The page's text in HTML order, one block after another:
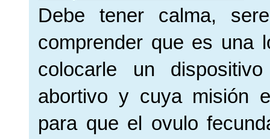
Debe tener calma,
comprender que es una
colocarle un
abortivo y cuya misión
para que el ovulo